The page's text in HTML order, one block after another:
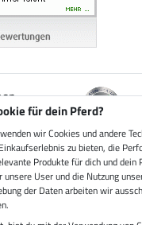
für dein Pferd?
wir Cookies und andere
zu bieten, die
Produkte für dich und dein
User und die Nutzung
der Daten arbeiten wir